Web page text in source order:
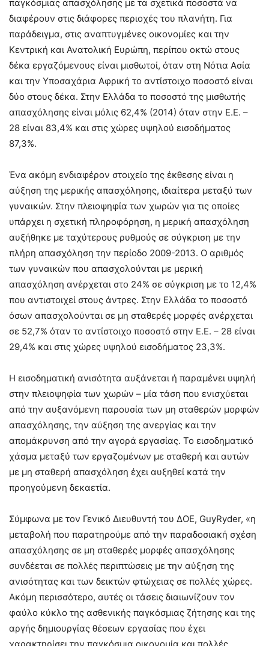
παγκόσμιας απασχόλησης με τα σχετικά ποσοστά να
διαφέρουν στις διάφορες περιοχές του πλανήτη. Για
παράδειγμα, στις αναπτυγμένες οικονομίες και την
Κεντρική και Ανατολική Ευρώπη, περίπου οκτώ στους
δέκα εργαζόμενους είναι μισθωτοί, όταν στη Νότια Ασία
και την Υποσαχάρια Αφρική το αντίστοιχο ποσοστό είναι
δύο στους δέκα. Στην Ελλάδα το ποσοστό της μισθωτής
απασχόλησης είναι μόλις 62,4% (2014) όταν στην Ε.Ε. –
28 είναι 83,4% και στις χώρες υψηλού εισοδήματος
87,3%.
Ένα ακόμη ενδιαφέρον στοιχείο της έκθεσης είναι η
αύξηση της μερικής απασχόλησης, ιδιαίτερα μεταξύ των
γυναικών. Στην πλειοψηφία των χωρών για τις οποίες
υπάρχει η σχετική πληροφόρηση, η μερική απασχόληση
αυξήθηκε με ταχύτερους ρυθμούς σε σύγκριση με την
πλήρη απασχόληση την περίοδο 2009-2013. Ο αριθμός
των γυναικών που απασχολούνται με μερική
απασχόληση ανέρχεται στο 24% σε σύγκριση με το 12,4%
που αντιστοιχεί στους άντρες. Στην Ελλάδα το ποσοστό
όσων απασχολούνται σε μη σταθερές μορφές ανέρχεται
σε 52,7% όταν το αντίστοιχο ποσοστό στην Ε.Ε. – 28 είναι
29,4% και στις χώρες υψηλού εισοδήματος 23,3%.
Η εισοδηματική ανισότητα αυξάνεται ή παραμένει υψηλή
στην πλειοψηφία των χωρών – μία τάση που ενισχύεται
από την αυξανόμενη παρουσία των μη σταθερών μορφών
απασχόλησης, την αύξηση της ανεργίας και την
απομάκρυνση από την αγορά εργασίας. Το εισοδηματικό
χάσμα μεταξύ των εργαζομένων με σταθερή και αυτών
με μη σταθερή απασχόληση έχει αυξηθεί κατά την
προηγούμενη δεκαετία.
Σύμφωνα με τον Γενικό Διευθυντή του ΔΟΕ, GuyRyder, «η
μεταβολή που παρατηρούμε από την παραδοσιακή σχέση
απασχόλησης σε μη σταθερές μορφές απασχόλησης
συνδέεται σε πολλές περιπτώσεις με την αύξηση της
ανισότητας και των δεικτών φτώχειας σε πολλές χώρες.
Ακόμη περισσότερο, αυτές οι τάσεις διαιωνίζουν τον
φαύλο κύκλο της ασθενικής παγκόσμιας ζήτησης και της
αργής δημιουργίας θέσεων εργασίας που έχει